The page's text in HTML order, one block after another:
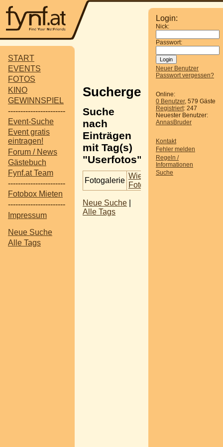
START
EVENTS
FOTOS
KINO
GEWINNSPIEL
-----------------------
Event-Suche
Event gratis
eintragen!
Forum / News
Gästebuch
Fynf.at Team
-----------------------
Fotobox Mieten
-----------------------
Impressum
Neue Suche
Alle Tags
Login:
Nick:
Passwort:
Neuer Benutzer
Passwort vergessen?
Online:
0 Benutzer, 579 Gäste
Registriert: 247
Neuester Benutzer:
AnnasBruder
Kontakt
Fehler melden
Regeln /
Informationen
Suche
Suchergebnisse
Suche
nach
Einträgen
mit Tag(s)
"Userfotos".
Fotogalerie
Wien -
Fotoshooting
Neue Suche
Alle Tags